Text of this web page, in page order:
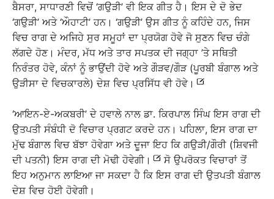
ਬੈਸਰਾ, ਸਾਧਾਰਣੀ ਵਿਚੋਂ ‘ਗਉੜੀ’ ਵੀ ਇਕ ਗੀਤ ਹੈ। ਇਸ ਦੇ ਦੋ ਭੇਦ
‘ਗਉੜੀ’ ਅਤੇ ‘ਔਹਾਟੀ’ ਹਨ। ‘ਗਉੜੀ’ ਉਸ ਗੀਤ ਨੂੰ ਕਹਿੰਦੇ ਹਨ, ਜਿਸ
ਵਿਚ ਰਾਗ ਦੇ ਅਜਿਹੇ ਸੁਰ ਸਮੂਹਾਂ ਦਾ ਪ੍ਰਯੋਗ ਹੋਵੇ ਜੋ ਸੁਣਨ ਵਿਚ ਚੰਗੇ
ਲੱਗਦੇ ਹੋਣ। ਮੰਦਰ, ਮੱਧ ਅਤੇ ਤਾਰ ਸਪਤਕ ਦੀ ਜਗ੍ਹਾ ’ਤੇ ਸਥਿਤੀ
ਨਿਰੰਤਰ ਹੋਵੇ, ਕੰਨਾਂ ਨੂੰ ਭਾਉਂਦੀ ਹੋਵੇ ਅਤੇ ਗੌੜਵ/ਗੌੜ (ਪੂਰਬੀ ਬੰਗਾਲ ਅਤੇ
ਉੜੀਸਾ ਦੇ ਵਿਚਕਾਰਲੇ) ਦੇਸ਼ ਵਿਚ ਪ੍ਰਸਿੱਧ ਵੀ ਹੋਵੇ।
‘ਆਇਨ-ਏ-ਅਕਬਰੀ’ ਦੇ ਹਵਾਲੇ ਨਾਲ ਡਾ. ਕਿਰਪਾਲ ਸਿੰਘ ਇਸ ਰਾਗ ਦੀ
ਉਤਪਤੀ ਸੰਬੰਧੀ ਦੋ ਵਿਚਾਰ ਪ੍ਰਗਟ ਕਰਦੇ ਹਨ। ਪਹਿਲਾ, ਇਸ ਰਾਗ ਦਾ
ਮੁੱਢ ਬੰਗਾਲ ਵਿਚ ਬੱਝਾ ਹੋਵੇਗਾ ਅਤੇ ਦੂਜਾ ਇਹ ਕਿ ਗਉੜੀ/ਗੌਰੀ (ਸ਼ਿਵਜੀ
ਦੀ ਪਤਨੀ) ਇਸ ਰਾਗ ਦੀ ਮੋਢੀ ਹੋਵੇਗੀ।
ਸੋ ਉਪਰੋਕਤ ਵਿਚਾਰਾਂ ਤੋਂ
ਇਹ ਅਨੁਮਾਨ ਲਾਇਆ ਜਾ ਸਕਦਾ ਹੈ ਕਿ ਇਸ ਰਾਗ ਦੀ ਉਤਪਤੀ ਬੰਗਾਲ
ਦੇਸ਼ ਵਿਚ ਹੋਈ ਹੋਵੇਗੀ।